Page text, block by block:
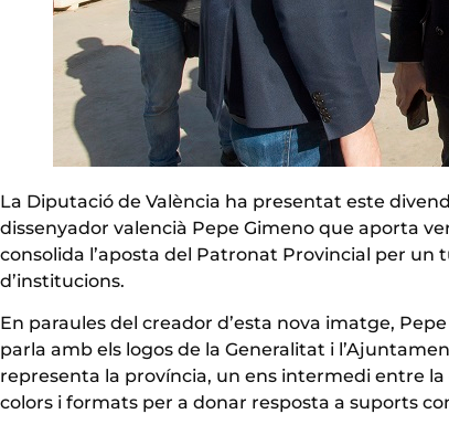
La Diputació de València ha presentat este
dissenyador valencià Pepe Gimeno que aporta
consolida l’aposta del Patronat Provincial per un
d’institucions.
En paraules del creador d’esta nova imatge,
parla amb els logos de la Generalitat i
representa la província, un ens intermedi entre
colors i formats per a donar resposta a suports